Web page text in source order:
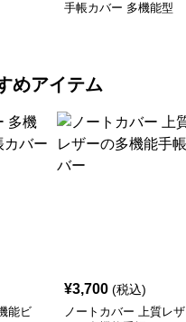
手帳カバー 多機能型
めアイテム
能ビ
¥3,700 (税込)
ノートカバー 上質レザ